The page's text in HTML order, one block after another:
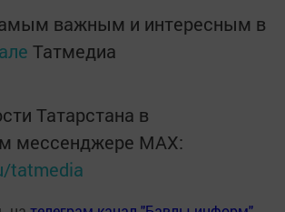
важным и интересным в
Татмедиа
Татарстана в
мессенджере MАХ:
tatmedia